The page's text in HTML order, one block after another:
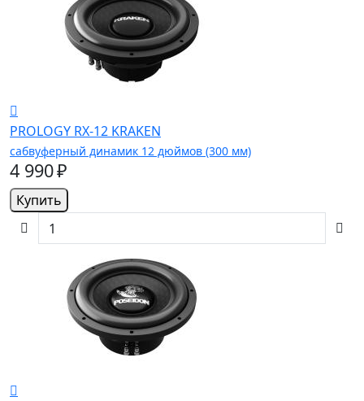
PROLOGY RX-12 KRAKEN
сабвуферный динамик 12 дюймов (300 мм)
4 990 ₽
Купить